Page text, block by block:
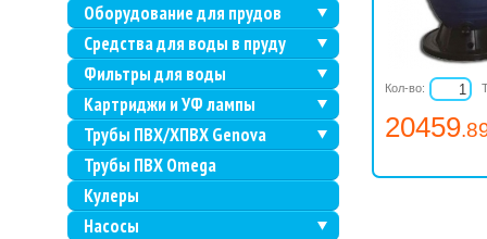
20459
Кол-во:
Оборудование для прудов
Средства для воды в пруду
Фильтры для воды
Картриджи и УФ лампы
Трубы ПВХ/ХПВХ Genova
Трубы ПВХ Omega
Кулеры
Насосы